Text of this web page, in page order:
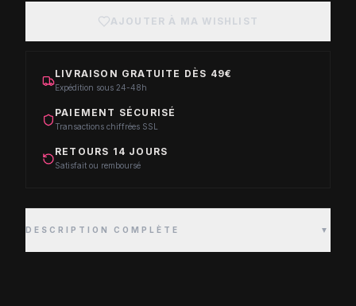
AJOUTER À MA WISHLIST
LIVRAISON GRATUITE DÈS 49€
Expédition sous 24-48h
PAIEMENT SÉCURISÉ
Transactions chiffrées SSL
RETOURS 14 JOURS
Satisfait ou remboursé
DESCRIPTION COMPLÈTE ▼